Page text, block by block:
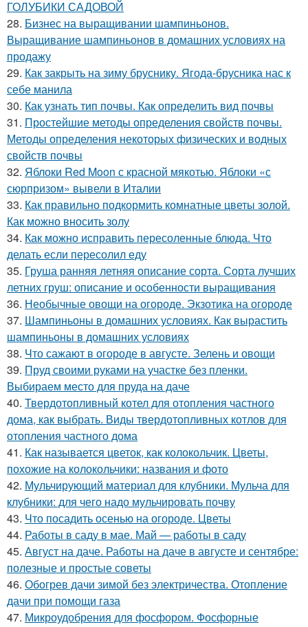
ГОЛУБИКИ САДОВОЙ
28. Бизнес на выращивании шампиньонов.
Выращивание шампиньонов в домашних условиях на
продажу
29. Как закрыть на зиму бруснику. Ягода-брусника нас к
себе манила
30. Как узнать тип почвы. Как определить вид почвы
31. Простейшие методы определения свойств почвы.
Методы определения некоторых физических и водных
свойств почвы
32. Яблоки Red Moon с красной мякотью. Яблоки «с
сюрпризом» вывели в Италии
33. Как правильно подкормить комнатные цветы золой.
Как можно вносить золу
34. Как можно исправить пересоленные блюда. Что
делать если пересолил еду
35. Груша ранняя летняя описание сорта. Сорта лучших
летних груш: описание и особенности выращивания
36. Необычные овощи на огороде. Экзотика на огороде
37. Шампиньоны в домашних условиях. Как вырастить
шампиньоны в домашних условиях
38. Что сажают в огороде в августе. Зелень и овощи
39. Пруд своими руками на участке без пленки.
Выбираем место для пруда на даче
40. Твердотопливный котел для отопления частного
дома, как выбрать. Виды твердотопливных котлов для
отопления частного дома
41. Как называется цветок, как колокольчик. Цветы,
похожие на колокольчики: названия и фото
42. Мульчирующий материал для клубники. Мульча для
клубники: для чего надо мульчировать почву
43. Что посадить осенью на огороде. Цветы
44. Работы в саду в мае. Май — работы в саду
45. Август на даче. Работы на даче в августе и сентябре:
полезные и простые советы
46. Обогрев дачи зимой без электричества. Отопление
дачи при помощи газа
47. Микроудобрения для фосфором. Фосфорные